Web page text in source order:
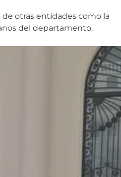
de otras entidades como la
del departamento.